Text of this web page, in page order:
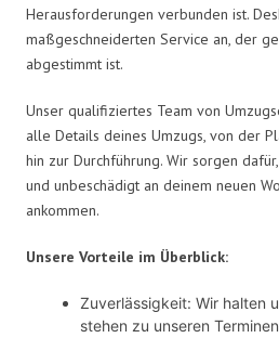
Herausforderungen verbunden ist.
maßgeschneiderten Service an, der
abgestimmt ist.
Unser qualifiziertes Team von
alle Details deines Umzugs, von der
hin zur Durchführung. Wir sorgen
und unbeschädigt an deinem neuen
ankommen.
Unsere Vorteile im Überblick:
Zuverlässigkeit: Wir halten
stehen zu unseren